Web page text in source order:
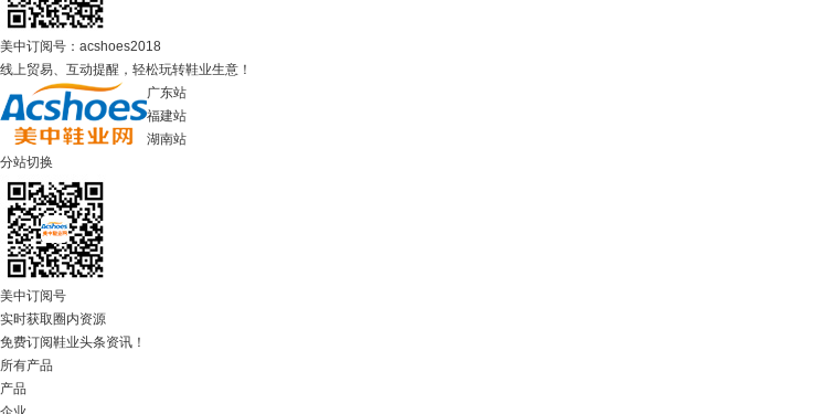
美中订阅号：acshoes2018
线上贸易、互动提醒，轻松玩转鞋业生意！
广东站
福建站
湖南站
分站切换
美中订阅号
实时获取圈内资源
免费订阅鞋业头条资讯！
所有产品
产品